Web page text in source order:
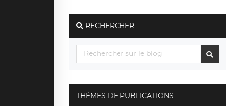
RECHERCHER
THÈMES DE PUBLICATIONS